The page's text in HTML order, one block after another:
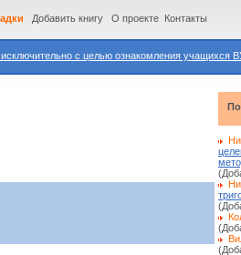
с целью ознакомления учащихся
Добавить книгу О проекте Контакты